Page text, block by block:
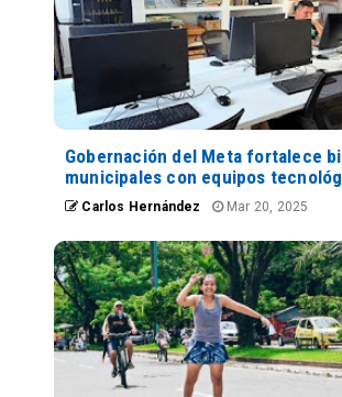
Gobernación del Meta fortalece
municipales con equipos
Carlos Hernández Mar 20, 2025